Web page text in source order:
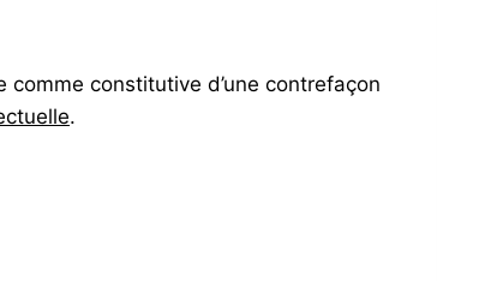
constitutive d’une contrefaçon
.